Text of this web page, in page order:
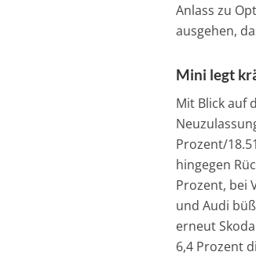
Anlass zu
ausgehen,
Mini legt
Mit Blick auf
Prozent/
hingegen
Prozent, bei
und Audi
erneut
6,4 Prozent